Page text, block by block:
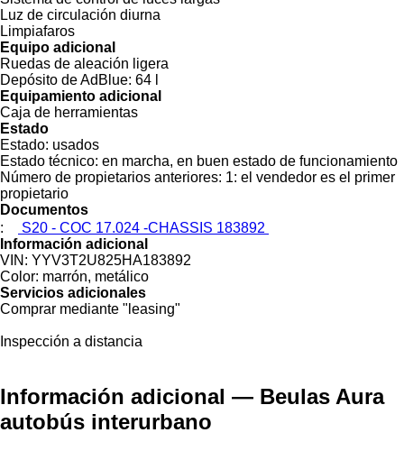
Luz de circulación diurna
Limpiafaros
Equipo adicional
Ruedas de aleación ligera
Depósito de AdBlue: 64 l
Equipamiento adicional
Caja de herramientas
Estado
Estado: usados
Estado técnico: en marcha, en buen estado de funcionamiento
Número de propietarios anteriores: 1: el vendedor es el primer
propietario
Documentos
:
S20 - COC 17.024 -CHASSIS 183892
Información adicional
VIN: YYV3T2U825HA183892
Color: marrón, metálico
Servicios adicionales
Comprar mediante "leasing"
Inspección a distancia
Información adicional — Beulas Aura
autobús interurbano